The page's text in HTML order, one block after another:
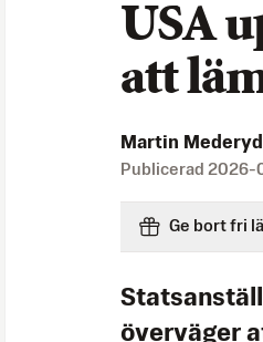
USA
att
Martin
Publicerad 2026-
Ge bort fri
överväger